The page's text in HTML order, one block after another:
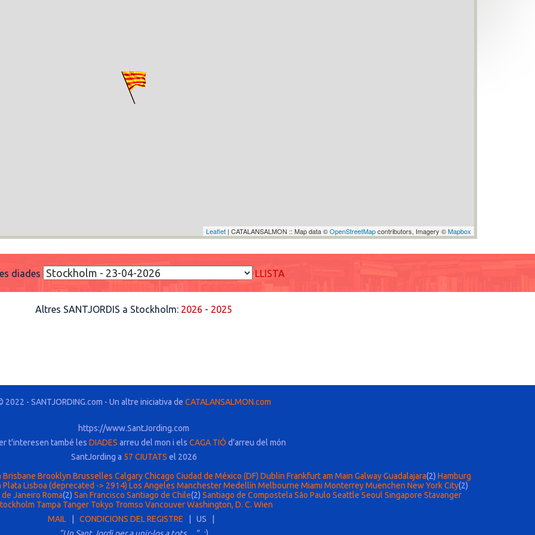
Leaflet | CATALANSALMON :: Map data ©OpenStreetMapcontributors, Imagery ©Mapbox
diades LLISTA
Altres SANTJORDIS a Stockholm: 2026 - 2025
2022 - SANTJORDING.com - Un altre iniciativa de CATALANSALMON.com
https://www.SantJording.com
t'interesen també les DIADES arreu del mon i els CAGA TIÓ d'arreu del món
SantJording a 57 CIUTATS el 2026
Brisbane Brooklyn Brusselles Calgary Chicago Ciudad de México (DF) Dublin Frankfurt am Main Galway Guadalajara(2) Hamburg
Plata Lisboa (deprecated -> 2914) Los Angeles ManchesterMedellín Melbourne Miami MonterreyMuenchen New York City(2)
de Janeiro Roma(2) San Francisco Santiago de Chile(2) Santiago de Compostela São Paulo Seattle Seoul Singapore Stavanger
Tampa Tanger Tokyo Tromso Vancouver Washington, D. C. Wien
MAIL
CONDICIONS DEL REGISTRE | US |